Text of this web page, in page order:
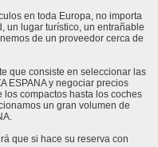
en toda Europa, no importa
un lugar turístico, un entrañable
de un proveedor cerca de
que consiste en seleccionar las
ESPANA y negociar precios
compactos hasta los coches
un gran volumen de
que si hace su reserva con